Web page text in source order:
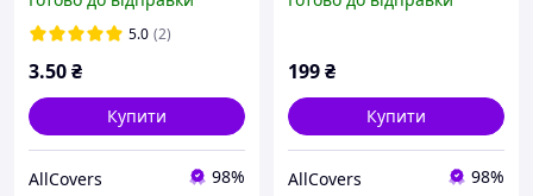
| 17.5 мм
5.0 (2)
3.50₴
Купити
AllCovers 98%
| 17.5 мм
199₴
Купити
AllCovers 98%